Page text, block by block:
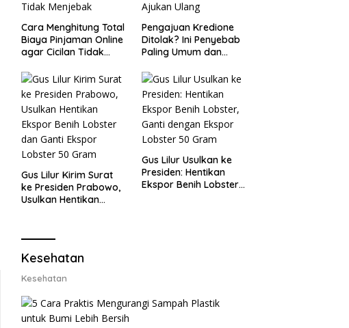
Cara Menghitung Total
Biaya Pinjaman Online
agar Cicilan Tidak
Pengajuan Kredione
Ditolak? Ini Penyebab
Paling Umum dan
Gus Lilur Kirim Surat
ke Presiden Prabowo,
Usulkan Hentikan
Lobster 50 Gram
Gus Lilur Usulkan ke
Presiden: Hentikan
Ekspor Benih Lobster,
Kesehatan
Kesehatan